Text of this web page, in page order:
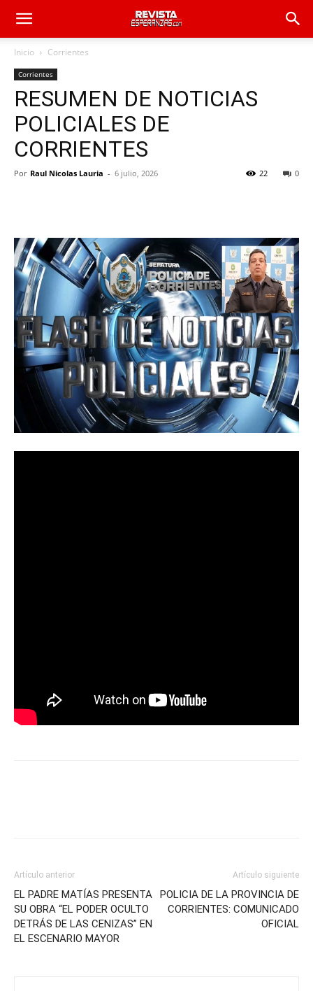
Inicio Corrientes
Corrientes
RESUMEN DE NOTICIAS
POLICIALES DE
CORRIENTES
Por Raul Nicolas Lauria - 6 julio, 2026 0
22
Artículo anterior
EL PADRE MATÍAS PRESENTA
SU OBRA “EL PODER OCULTO
DETRÁS DE LAS CENIZAS” EN
EL ESCENARIO MAYOR
Artículo siguiente
POLICIA DE LA PROVINCIA DE
CORRIENTES: COMUNICADO
OFICIAL